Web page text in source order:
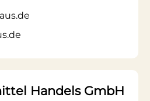
Handels GmbH